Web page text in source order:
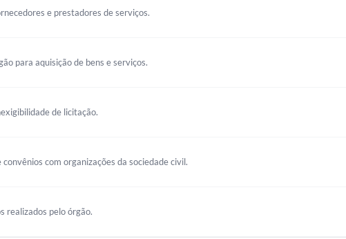
e prestadores de serviços.
para aquisição de bens e serviços.
de licitação.
com organizações da sociedade civil.
realizados pelo órgão.